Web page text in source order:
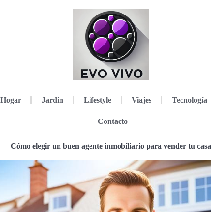
Hogar Jardin Lifestyle Viajes Tecnología
Contacto
Cómo elegir un buen agente inmobiliario para vender tu casa